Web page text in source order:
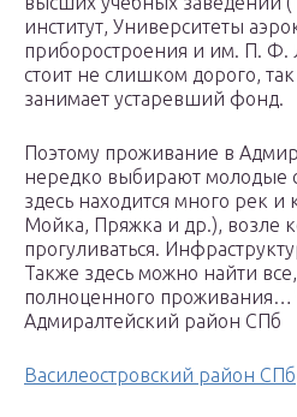
институт, Университеты
приборостроения и им. П. Ф.
стоит не слишком дорого,
занимает устаревший фонд.
Поэтому проживание в
нередко выбирают молодые
здесь находится много рек
Мойка, Пряжка и др.), возле
прогуливаться.
Также здесь можно найти
полноценного проживания…
Адмиралтейский район СПб
Василеостровский район СПб